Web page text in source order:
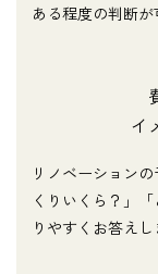
ある程度の判断が
イ
リノベーション
くりいくら？」
りやすくお答えし